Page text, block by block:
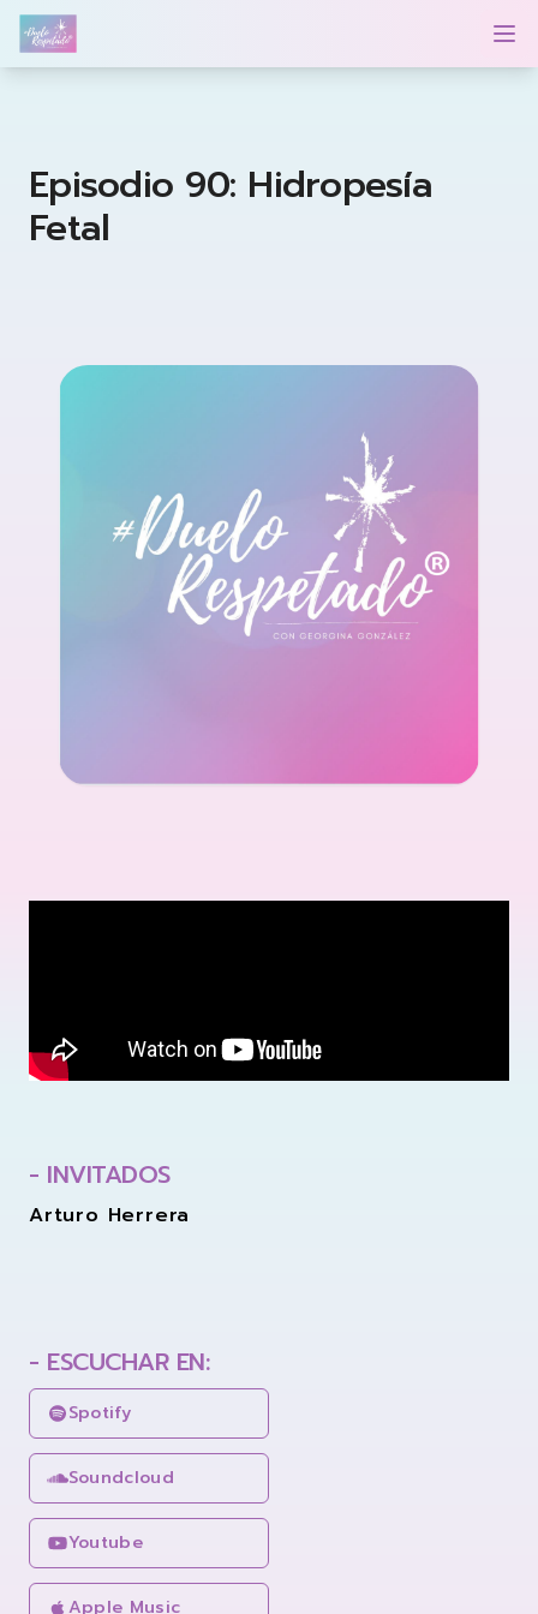
Duelo Respetado Podcast con Georgina González
Episodio 90: Hidropesía
Fetal
- INVITADOS
Arturo Herrera
- ESCUCHAR EN:
Spotify
Soundcloud
Youtube
Apple Music